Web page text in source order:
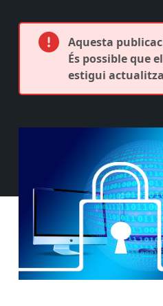
Aquesta
És possible que
estigui